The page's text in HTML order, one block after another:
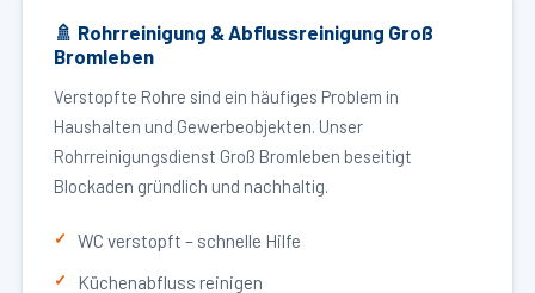
🚿 Rohrreinigung & Abflussreinigung Groß
Bromleben
Verstopfte Rohre sind ein häufiges Problem in
Haushalten und Gewerbeobjekten. Unser
Rohrreinigungsdienst Groß Bromleben beseitigt
Blockaden gründlich und nachhaltig.
WC verstopft – schnelle Hilfe
Küchenabfluss reinigen